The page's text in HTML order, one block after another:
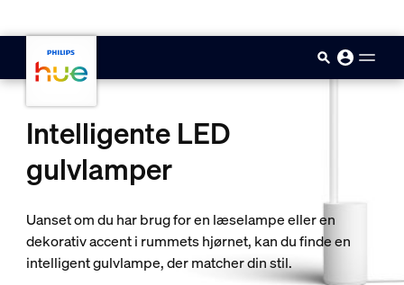
Intelligente LED
gulvlamper
Uanset om du har brug for en læselampe eller en
dekorativ accent i rummets hjørnet, kan du finde en
intelligent gulvlampe, der matcher din stil.